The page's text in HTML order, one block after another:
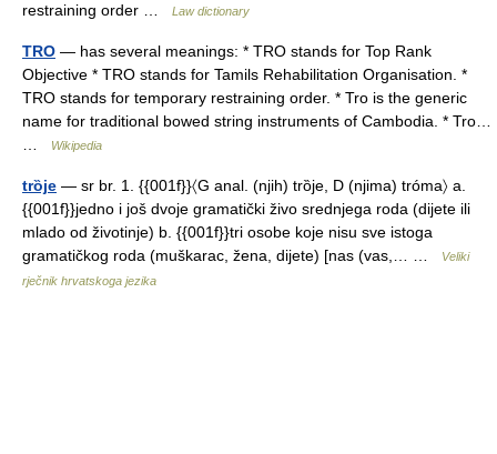
restraining order …
Law dictionary
TRO — has several meanings: * TRO stands for Top Rank
Objective * TRO stands for Tamils Rehabilitation Organisation. *
TRO stands for temporary restraining order. * Tro is the generic
name for traditional bowed string instruments of Cambodia. * Tro…
Wikipedia
trȍje — sr br. 1. {{001f}}〈G anal. (njih) trȍje, D (njima) tróma〉 a.
{{001f}}jedno i još dvoje gramatički živo srednjega roda (dijete ili
mlado od životinje) b. {{001f}}tri osobe koje nisu sve istoga
gramatičkog roda (muškarac, žena, dijete) [nas (vas,… …
Veliki
rječnik hrvatskoga jezika